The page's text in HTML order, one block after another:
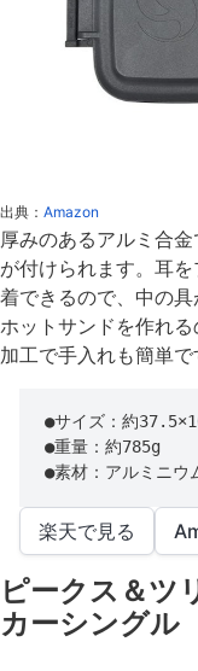
出典： Amazon
厚みのあるアルミ合
が付けられます。耳
着できるので、中の
ホットサンドを作れ
加工で手入れも簡単で
●サイズ：約
●重量：約785g
●素材：アルミニウ
楽天で見る
ピークス＆
カーシングル